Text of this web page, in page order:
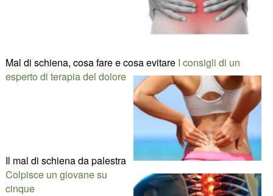
Mal di schiena, cosa fare e cosa evitare I consigli di un
esperto di terapia del dolore
Il mal di schiena da palestra
Colpisce un giovane su
cinque